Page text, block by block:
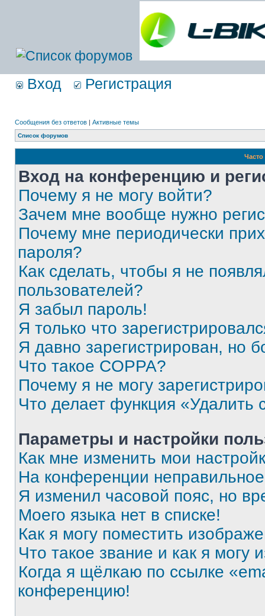
Вход Регистрация
Сообщения без ответов | Активные темы
Список форумов
Вход на конференцию и
Почему я не могу войти?
Зачем мне вообще нужно
Почему мне периодически
пароля?
Как сделать, чтобы я не
пользователей?
Я забыл пароль!
Я только что
Я давно зарегистрирован, но
Что такое COPPA?
Почему я не могу
Что делает функция «Удалить
Параметры и настройки
Как мне изменить мои
На конференции
Я изменил часовой пояс, но
Моего языка нет в списке!
Как я могу поместить
Что такое звание и как я могу
Когда я щёлкаю по ссылке
конференцию!